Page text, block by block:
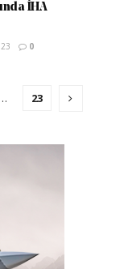
İHA
0
… 23